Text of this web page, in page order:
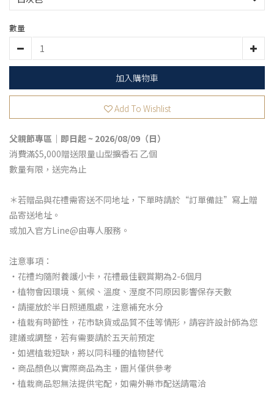
數量
加入購物車
Add To Wishlist
父親節專區｜即日起 ~ 2026/08/09（日）
消費滿$5,000贈送限量山型擴香石 乙個
數量有限，送完為止
＊若贈品與花禮需寄送不同地址，下單時請於“訂單備註”寫上贈
品寄送地址。
或加入官方Line@由專人服務。
注意事項：
・花禮均隨附養護小卡，花禮最佳觀賞期為2-6個月
・植物會因環境、氣候、溫度、溼度不同原因影響保存天數
・請擺放於半日照通風處，注意補充水分
・植栽有時節性，花市缺貨或品質不佳等情形，請容許設計師為您
建議或調整，若有需要請於五天前預定
・如遇植栽短缺，將以同科種的植物替代
・商品顏色以實際商品為主，圖片僅供參考
・植栽商品恕無法提供宅配，如需外縣市配送請電洽